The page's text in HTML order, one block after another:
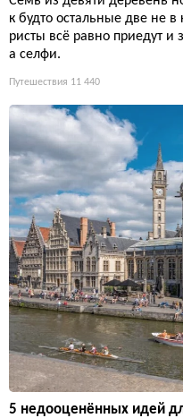
к будто остальные две не в
ристы всё равно приедут и
а селфи.
Путешествия 11 440
5 недооценённых идей